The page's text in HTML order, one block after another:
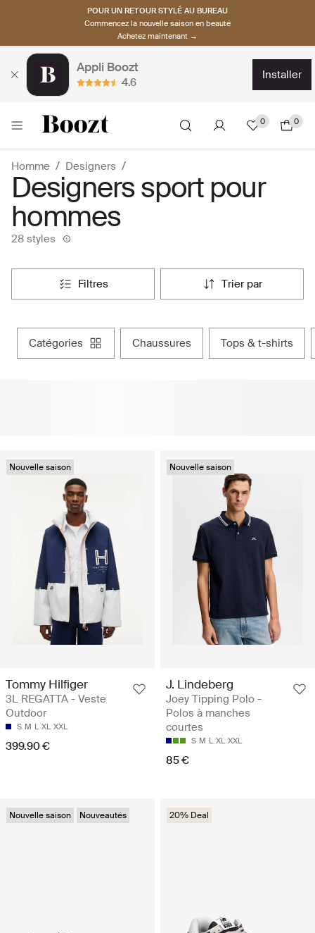
POUR UN RETOUR STYLÉ AU BUREAU
Commencez la nouvelle saison en beauté
Achetez maintenant →
Appli Boozt
4.6
installer
0 0
Homme Designers
Designers sport pour
hommes
28 styles
filtres trier par
catégories chaussures tops & t-shirts
Nouvelle saison
Tommy Hilfiger
3L REGATTA - Veste
Outdoor
S M L XL XXL
399.90 €
Nouvelle saison
J. Lindeberg
Joey Tipping Polo -
Polos à manches
courtes
S M L XL XXL
85 €
Nouvelle saison Nouveautés 20% Deal